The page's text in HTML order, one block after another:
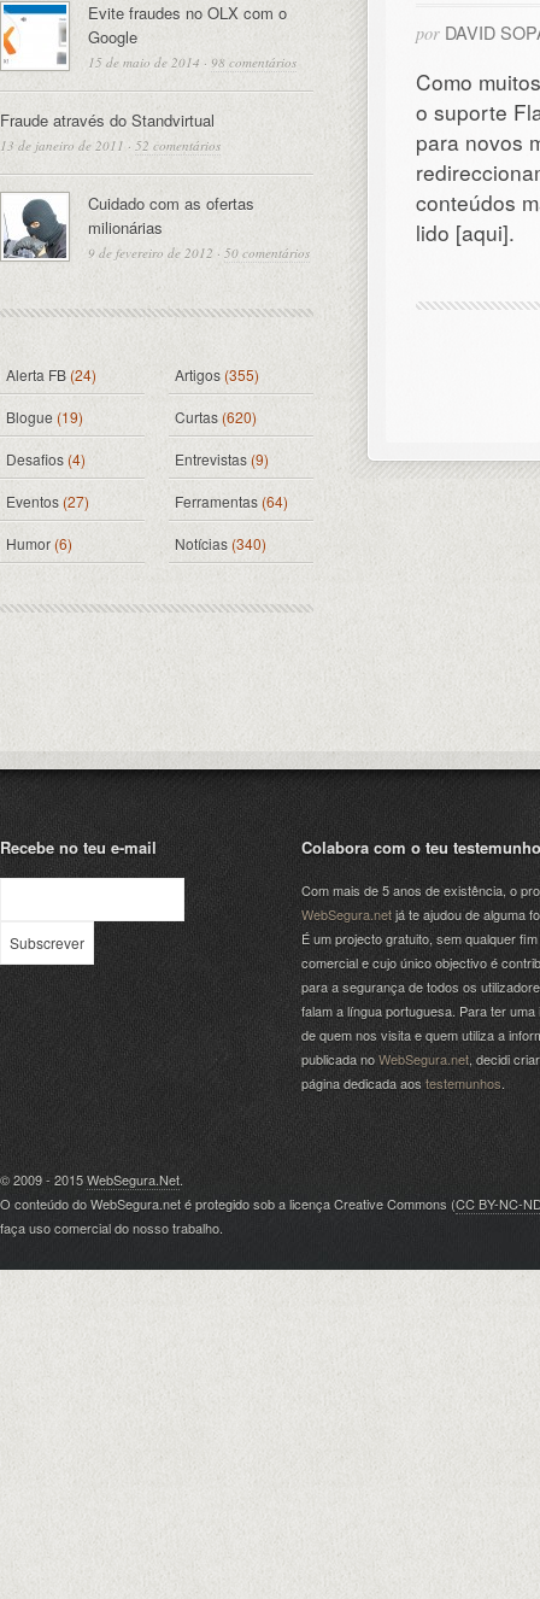
por DAVID
Como
o suporte
para novos
conteúdos
lido [aqui].
Evite fraudes no OLX com o
Google
15 de maio de 2014 · 98 comentários
Fraude através do Standvirtual
13 de janeiro de 2011 · 52 comentários
Cuidado com as ofertas
milionárias
9 de fevereiro de 2012 · 50 comentários
Alerta FB(24) Artigos(355)
Blogue (19) Curtas(620)
Desafios (4) Entrevistas(9)
Eventos(27) Ferramentas(64)
Humor(6) Notícias (340)
Recebe no teu e-mail Colabora com o teu testemunho
Com mais de 5 anos de existência, o
WebSegura.netjá te ajudou de alguma
É um projecto gratuito, sem qualquer fim
comercial e cujo único objectivo é
para a segurança de todos os
falam a língua portuguesa. Para ter uma
de quem nos visita e quem utiliza a
publicada noWebSegura.net , decidi
página dedicada aos testemunhos
© 2009 - 2015WebSegura.Net.
O conteúdo do WebSegura.net é protegido sob a licença Creative Commons (CC BY-NC-
faça uso comercial do nosso trabalho.